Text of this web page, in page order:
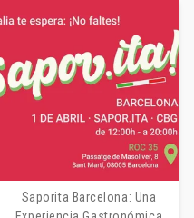
Saporita Barcelona: Una